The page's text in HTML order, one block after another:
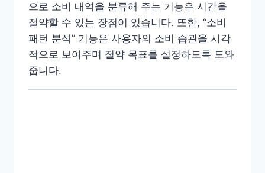
으로 소비 내역을 분류해 주는 기능은 시간을
절약할 수 있는 장점이 있습니다. 또한, “소비
패턴 분석” 기능은 사용자의 소비 습관을 시각
적으로 보여주며 절약 목표를 설정하도록 도와
줍니다.